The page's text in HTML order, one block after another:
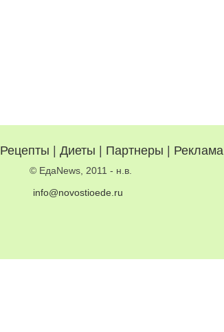
Рецепты Диеты Партнеры Реклама
© ЕдаNews, 2011 - н.в.
info@novostioede.ru